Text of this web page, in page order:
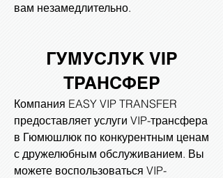
вам незамедлительно.
ГУМУСЛУК VIP
ТРАНСФЕР
Компания EASY VIP TRANSFER
предоставляет услуги VIP-трансфера
в Гюмюшлюк по конкурентным ценам
с дружелюбным обслуживанием. Вы
можете воспользоваться VIP-